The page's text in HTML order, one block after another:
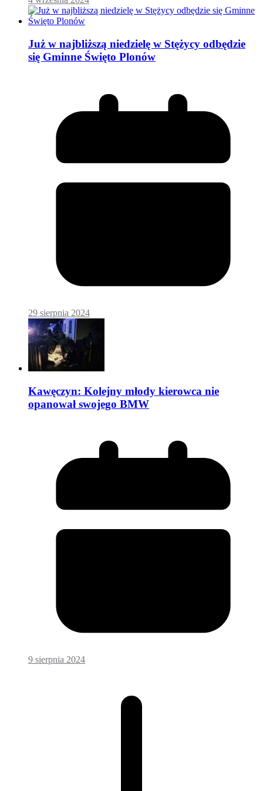
Już w najbliższą niedzielę w Stężycy odbędzie
się Gminne Święto Plonów
29 sierpnia 2024
Kawęczyn: Kolejny młody kierowca nie
opanował swojego BMW
9 sierpnia 2024